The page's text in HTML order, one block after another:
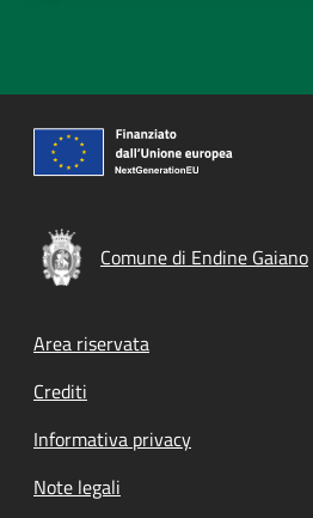
Comune di Endine Gaiano
Footer menu
Area riservata
Crediti
Informativa privacy
Note legali